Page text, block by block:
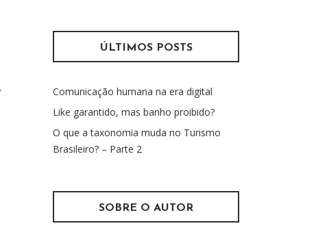
q
i
a
r
p
o
ÚLTIMOS POSTS
Comunicação humana na era digital
Like garantido, mas banho proibido?
O que a taxonomia muda no Turismo
Brasileiro? – Parte 2
SOBRE O AUTOR